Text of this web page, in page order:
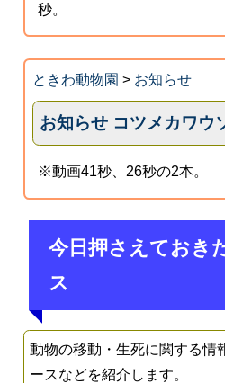
秒。
ときわ動物園 > お知らせ
お知らせ コツメカワウ
※動画41秒、26秒の2本。
今日押さえておき
ス
動物の移動・生死に関する情
ースなどを紹介します。